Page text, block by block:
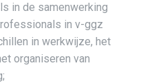
in de samenwerking
in v-ggz
in werkwijze, het
organiseren van